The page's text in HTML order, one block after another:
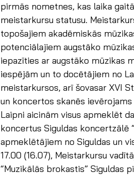
pirmās nometnes, kas laika
meistarkursu statusu.
topošajiem akadēmiskās
potenciālajiem augstāko
iepazīties ar augstāko mūzikas
iespējām un to docētājiem no
meistarkursos, arī šovasar XVI
un koncertos skanēs
Laipni aicinām visus apmeklēt
koncertus Siguldas koncertzālē
apmeklētājiem no Siguldas un
17.00 (16.07), Meistarkursu
“Muzikālās brokastis” Siguldas